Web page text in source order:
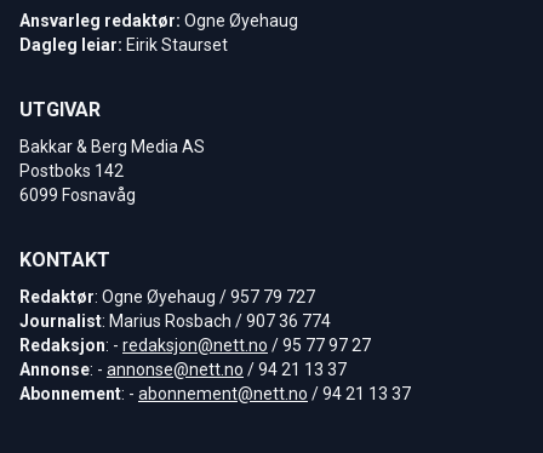
Ansvarleg redaktør: Ogne Øyehaug
Dagleg leiar: Eirik Staurset
UTGIVAR
Bakkar & Berg Media AS
Postboks 142
6099 Fosnavåg
KONTAKT
Redaktør: Ogne Øyehaug / 957 79 727
Journalist: Marius Rosbach / 907 36 774
Redaksjon: - redaksjon@nett.no / 95 77 97 27
Annonse: - annonse@nett.no / 94 21 13 37
Abonnement: - abonnement@nett.no / 94 21 13 37